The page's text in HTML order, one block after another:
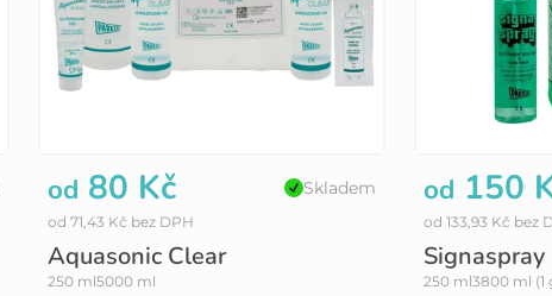
Aquasonic Clear
Skladem
od 71,43 Kč bez DPH
od 80 Kč
250 ml5000 ml
Signaspray
od 133,93 Kč bez
od 150
250 ml3800 ml (1